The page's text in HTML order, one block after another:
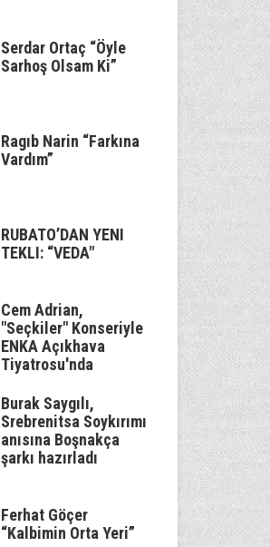
Serdar Ortaç “Öyle
Sarhoş Olsam Ki”
Ragıb Narin “Farkına
Vardım”
RUBATO’DAN YENI
TEKLI: “VEDA"
Cem Adrian,
"Seçkiler" Konseriyle
ENKA Açıkhava
Tiyatrosu'nda
Burak Saygılı,
Srebrenitsa Soykırımı
anısına Boşnakça
şarkı hazırladı
Ferhat Göçer
“Kalbimin Orta Yeri”